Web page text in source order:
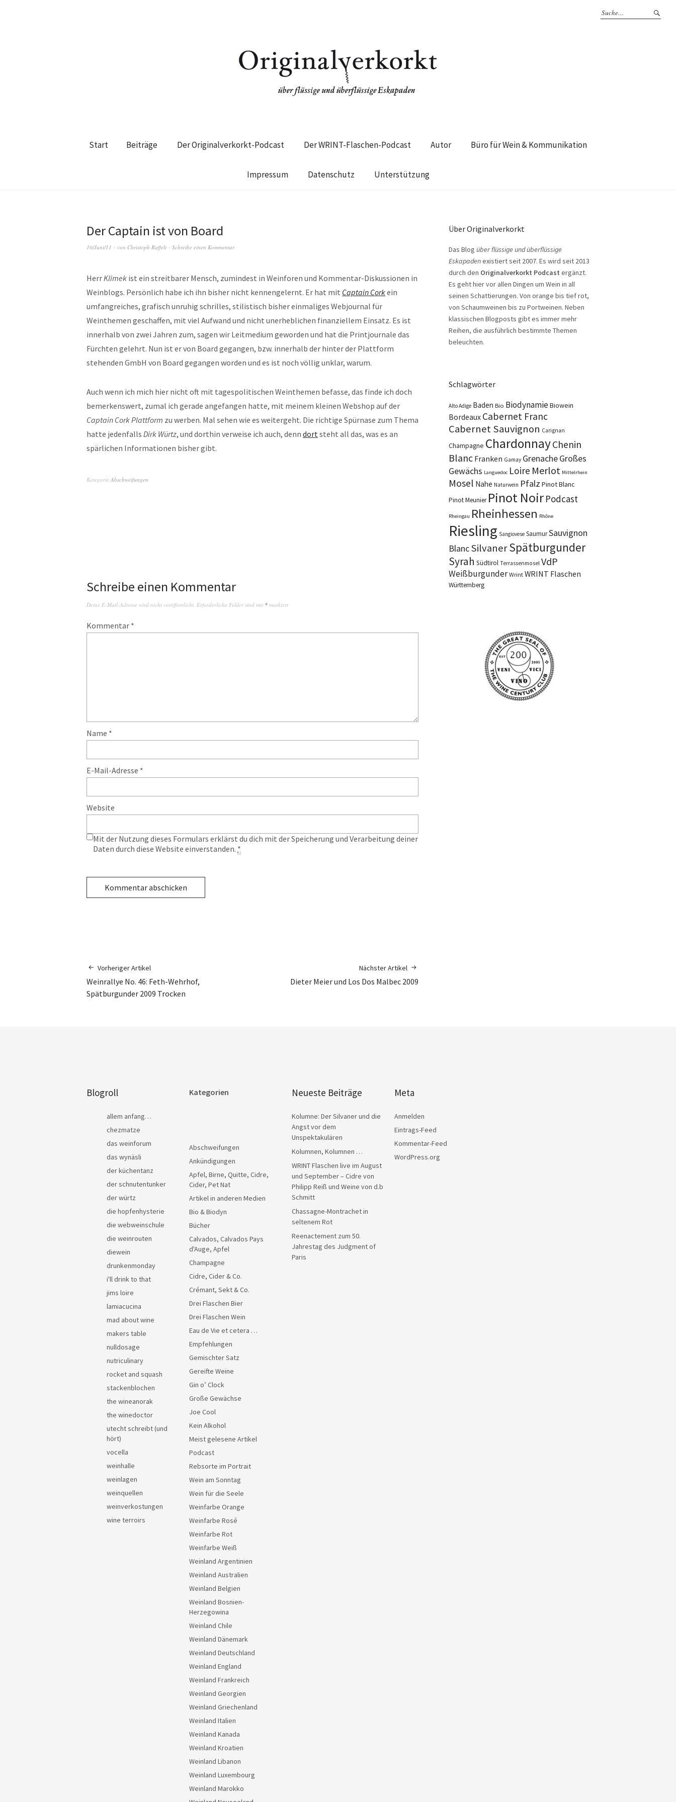
Start Beiträge Der Originalverkorkt-Podcast Der WRINT-Flaschen-Podcast Autor Büro für Wein & Kommunikation
Impressum Datenschutz Unterstützung
Der Captain ist von Board
10/Juni/11 von Christoph Raffelt Schreibe einen Kommentar
HerrKlimek ist ein streitbarer Mensch, zumindest in Weinforen und Kommentar-Diskussionen in
Weinblogs. Persönlich habe ich ihn bisher nicht kennengelernt. Er hat mit Captain Corkein
umfangreiches, grafisch unruhig schrilles, stilistisch bisher einmaliges Webjournal für
Weinthemen geschaffen, mit viel Aufwand und nicht unerheblichen finanziellem Einsatz. Es ist
innerhalb von zwei Jahren zum, sagen wir Leitmedium geworden und hat die Printjournale das
Fürchten gelehrt. Nun ist er von Board gegangen, bzw. innerhalb der hinter der Plattform
stehenden GmbH von Board gegangen worden und es ist noch völlig unklar, warum.
Auch wenn ich mich hier nicht oft mit tagespolitischen Weinthemen befasse, das finde ich doch
bemerkenswert, zumal ich gerade angefangen hatte, mit meinem kleinen Webshop auf der
Captain Cork Plattform zu werben. Mal sehen wie es weitergeht. Die richtige Spürnase zum Thema
hatte jedenfalls Dirk Würtz, und dorthin verweise ich auch, denn dortsteht all das, was es an
spärlichen Informationen bisher gibt.
Kategorie Abschweifungen
Schreibe einen Kommentar
Deine E-Mail-Adresse wird nicht veröffentlicht. Erforderliche Felder sind mit * markiert
Kommentar *
Name *
E-Mail-Adresse *
Website
Mit der Nutzung dieses Formulars erklärst du dich mit der Speicherung und Verarbeitung deiner
Daten durch diese Website einverstanden. *
Vorheriger Artikel
Weinrallye No. 46: Feth-Wehrhof,
Spätburgunder 2009 Trocken
Nächster Artikel
Dieter Meier und Los Dos Malbec 2009
Über Originalverkorkt
Das Blog über flüssige und überflüssige
Eskapadenexistiert seit 2007. Es wird seit 2013
durch den Originalverkorkt Podcast ergänzt.
Es geht hier vor allen Dingen um Wein in all
seinen Schattierungen. Von orange bis tief rot,
von Schaumweinen bis zu Portweinen. Neben
klassischen Blogposts gibt es immer mehr
Reihen, die ausführlich bestimmte Themen
beleuchten.
Schlagwörter
Alto Adige Baden Bio BiodynamieBiowein
Bordeaux Cabernet Franc
Cabernet Sauvignon Carignan
Champagne ChardonnayChenin
Blanc Franken Gamay GrenacheGroßes
Gewächs Languedoc Loire Merlot Mittelrhein
Mosel Nahe Naturwein Pfalz Pinot Blanc
Pinot Meunier Pinot Noir Podcast
Rheingau Rheinhessen Rhône
Riesling Sangiovese SaumurSauvignon
BlancSilvanerSpätburgunder
Syrah Südtirol Terrassenmosel VdP
Weißburgunder Wrint WRINT Flaschen
Württemberg
Blogroll
allem anfang…
chezmatze
das weinforum
das wynäsli
der küchentanz
der schnutentunker
der würtz
die hopfenhysterie
die webweinschule
die weinrouten
diewein
drunkenmonday
i'll drink to that
jims loire
lamiacucina
mad about wine
makers table
nulldosage
nutriculinary
rocket and squash
stackenblochen
the wineanorak
the winedoctor
utecht schreibt (und
hört)
vocella
weinhalle
weinlagen
weinquellen
weinverkostungen
wine terroirs
Kategorien
Abschweifungen
Ankündigungen
Apfel, Birne, Quitte, Cidre,
Cider, Pet Nat
Artikel in anderen Medien
Bio & Biodyn
Bücher
Calvados, Calvados Pays
d'Auge, Apfel
Champagne
Cidre, Cider & Co.
Crémant, Sekt & Co.
Drei Flaschen Bier
Drei Flaschen Wein
Eau de Vie et cetera …
Empfehlungen
Gemischter Satz
Gereifte Weine
Gin o’ Clock
Große Gewächse
Joe Cool
Kein Alkohol
Meist gelesene Artikel
Podcast
Rebsorte im Portrait
Wein am Sonntag
Wein für die Seele
Weinfarbe Orange
Weinfarbe Rosé
Weinfarbe Rot
Weinfarbe Weiß
Weinland Argentinien
Weinland Australien
Weinland Belgien
Weinland Bosnien-
Herzegowina
Weinland Chile
Weinland Dänemark
Weinland Deutschland
Weinland England
Weinland Frankreich
Weinland Georgien
Weinland Griechenland
Weinland Italien
Weinland Kanada
Weinland Kroatien
Weinland Libanon
Weinland Luxembourg
Weinland Marokko
Neueste Beiträge
Kolumne: Der Silvaner und die
Angst vor dem
Unspektakulären
Kolumnen, Kolumnen …
WRINT Flaschen live im August
und September – Cidre von
Philipp Reiß und Weine von d.b
Schmitt
Chassagne-Montrachet in
seltenem Rot
Reenactement zum 50.
Jahrestag des Judgment of
Paris
Meta
Anmelden
Eintrags-Feed
Kommentar-Feed
WordPress.org